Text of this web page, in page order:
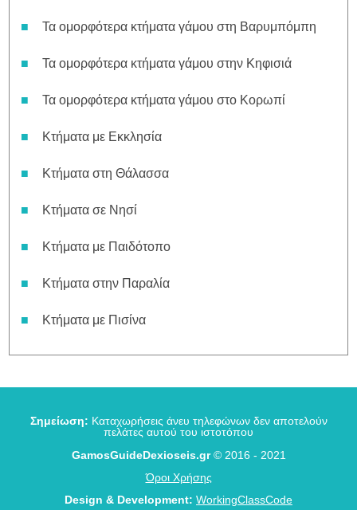
Τα ομορφότερα κτήματα γάμου στη Βαρυμπόμπη
Τα ομορφότερα κτήματα γάμου στην Κηφισιά
Τα ομορφότερα κτήματα γάμου στο Κορωπί
Κτήματα με Εκκλησία
Κτήματα στη Θάλασσα
Κτήματα σε Νησί
Κτήματα με Παιδότοπο
Κτήματα στην Παραλία
Κτήματα με Πισίνα
Σημείωση: Καταχωρήσεις άνευ τηλεφώνων δεν αποτελούν
πελάτες αυτού του ιστοτόπου
GamosGuideDexioseis.gr© 2016 - 2021
Όροι Χρήσης
Design & Development: WorkingClassCode